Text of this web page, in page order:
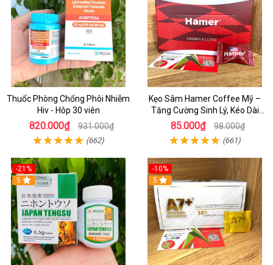
Thuốc Phòng Chống Phôi Nhiễm
Hiv - Hôp 30 viên
820.000₫ 931.000₫
(662)
Kẹo Sâm Hamer Coffee Mỹ –
Tăng Cường Sinh Lý, Kéo Dài
Thời Gian Hiệu Quả
85.000₫ 98.000₫
(661)
-21%
5
-10%
5